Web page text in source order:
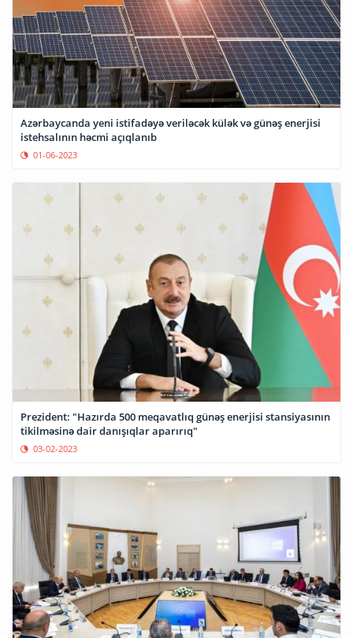
Azərbaycanda yeni istifadəyə veriləcək külək və günəş enerjisi
istehsalının həcmi açıqlanıb
01-06-2023
Prezident: "Hazırda 500 meqavatlıq günəş enerjisi stansiyasının
tikilməsinə dair danışıqlar aparırıq"
03-02-2023